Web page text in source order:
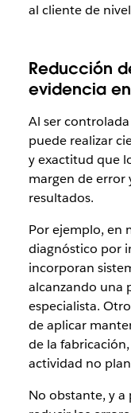
al cliente de
Reducción
evidencia
Al ser
puede realizar
y exactitud que
margen de error
resultados.
Por ejemplo, en
diagnóstico por
incorporan
alcanzando una
especialista.
de aplicar
de la
actividad no
No obstante, y a